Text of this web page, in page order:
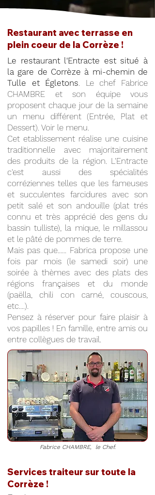
Restaurant avec terrasse en
plein coeur de la Corrèze !
Le restaurant l'Entracte est situé à
la gare de Corrèze à mi-chemin de
Tulle et Égletons. Le chef Fabrice
CHAMBRE et son équipe vous
proposent chaque jour de la semaine
un menu différent (Entrée, Plat et
Dessert). Voir le menu.
Cet etablissement réalise une cuisine
traditionnelle avec majoritairement
des produits de la région. L'Entracte
c'est aussi des spécialités
corréziennes telles que les fameuses
et succulentes farcidures avec son
petit salé et son andouille (plat trés
connu et très apprécié des gens du
bassin tulliste), la mique, le millassou
et le pâté de pommes de terre.
Mais pas que...... Fabrica propose une
fois par mois (le samedi soir) une
soirée à thèmes avec des plats des
régions françaises et du monde
(paëlla, chili con carné, couscous,
etc....).
Pensez à réserver pour faire plaisir à
vos papilles ! En famille, entre amis ou
entre collègues de travail.
Fabrice CHAMBRE, le Chef.
Services traiteur sur toute la
Corrèze !